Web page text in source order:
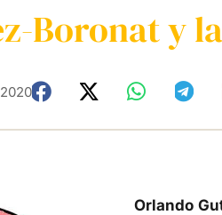
Boronat y
Orlando